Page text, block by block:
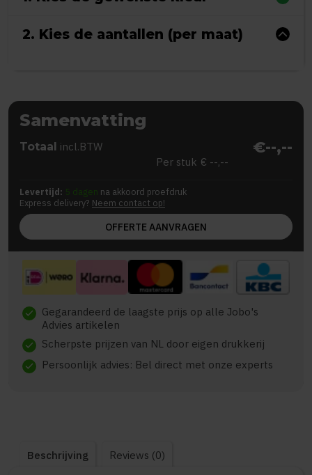
2. Kies de aantallen (per maat)
Samenvatting
Totaal incl.BTW €--,--
Per stuk € --,--
Levertijd: 5 dagen na akkoord proefdruk
Express delivery? Neem contact op!
OFFERTE AANVRAGEN
check Gegarandeerd de laagste prijs op alle Jobo's
Advies artikelen
check Scherpste prijzen van NL door eigen drukkerij
check Persoonlijk advies: Bel direct met onze experts
Beschrijving Reviews (0)